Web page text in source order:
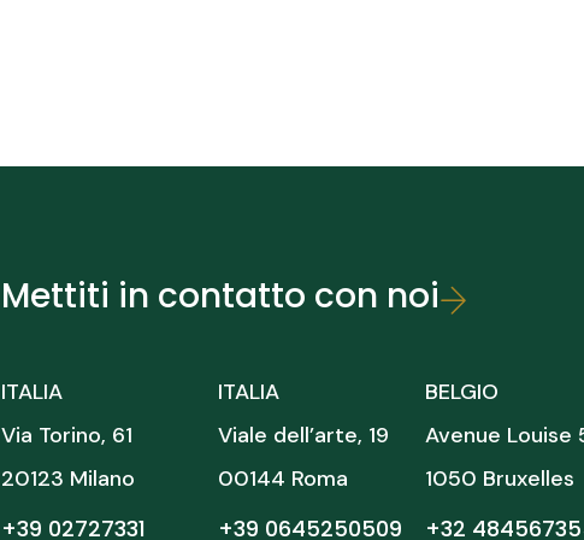
Mettiti in contatto con noi
ITALIA
Via Torino, 61
20123 Milano
+39 02727331
ITALIA
Viale dell’arte, 19
00144 Roma
+39 0645250509
BELGIO
Avenue Louise
1050 Bruxelles
+32